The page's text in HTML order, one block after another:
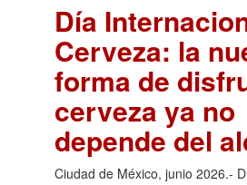
Día
Cerveza: la
forma de
cerveza ya no
depende del
Ciudad de México, junio 2026.-